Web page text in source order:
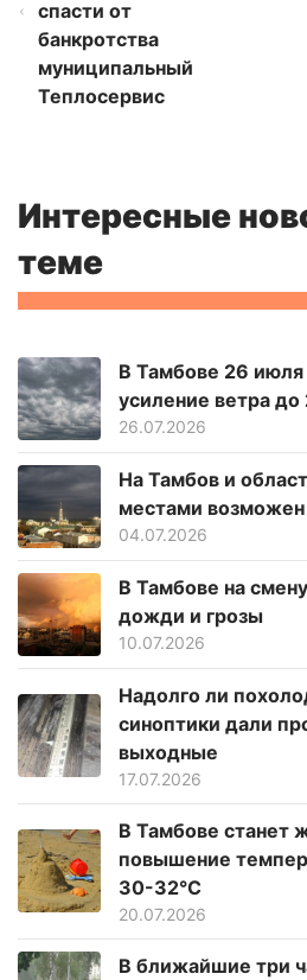
спасти от
банкротства
муниципальный
Теплосервис
Интересные
теме
В Тамбове 26 июля
усиление ветра
26.07.2026
На Тамбов и
местами возможен
04.07.2026
В Тамбове на
дожди и грозы
10.07.2026
Надолго ли
синоптики дали
выходные
17.07.2026
В Тамбове станет
повышение
30-32°C
20.07.2026
В ближайшие три